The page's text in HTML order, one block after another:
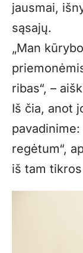
jausmai,
sąsajų.
„Man
ribas“, –
Iš čia, anot
regėtum“,
iš tam